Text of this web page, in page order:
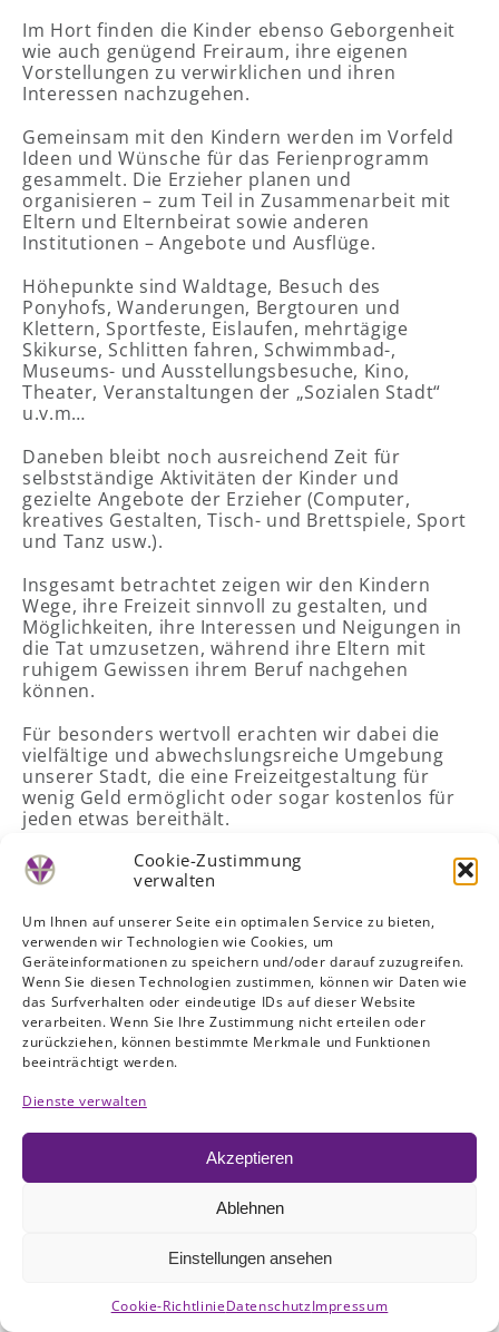
Cookie-Zustimmung
verwalten
Um Ihnen auf unserer Seite ein optimalen Service zu bieten,
verwenden wir Technologien wie Cookies, um
Geräteinformationen zu speichern und/oder darauf zuzugreifen.
Wenn Sie diesen Technologien zustimmen, können wir Daten wie
das Surfverhalten oder eindeutige IDs auf dieser Website
verarbeiten. Wenn Sie Ihre Zustimmung nicht erteilen oder
zurückziehen, können bestimmte Merkmale und Funktionen
beeinträchtigt werden.
Dienste verwalten
Akzeptieren
Ablehnen
Einstellungen ansehen
Cookie-RichtlinieDatenschutzImpressum
Im Hort finden die Kinder ebenso Geborgenheit
wie auch genügend Freiraum, ihre eigenen
Vorstellungen zu verwirklichen und ihren
Interessen nachzugehen.
Gemeinsam mit den Kindern werden im Vorfeld
Ideen und Wünsche für das Ferienprogramm
gesammelt. Die Erzieher planen und
organisieren – zum Teil in Zusammenarbeit mit
Eltern und Elternbeirat sowie anderen
Institutionen – Angebote und Ausflüge.
Höhepunkte sind Waldtage, Besuch des
Ponyhofs, Wanderungen, Bergtouren und
Klettern, Sportfeste, Eislaufen, mehrtägige
Skikurse, Schlitten fahren, Schwimmbad-,
Museums- und Ausstellungsbesuche, Kino,
Theater, Veranstaltungen der „Sozialen Stadt“
u.v.m…
Daneben bleibt noch ausreichend Zeit für
selbstständige Aktivitäten der Kinder und
gezielte Angebote der Erzieher (Computer,
kreatives Gestalten, Tisch- und Brettspiele, Sport
und Tanz usw.).
Insgesamt betrachtet zeigen wir den Kindern
Wege, ihre Freizeit sinnvoll zu gestalten, und
Möglichkeiten, ihre Interessen und Neigungen in
die Tat umzusetzen, während ihre Eltern mit
ruhigem Gewissen ihrem Beruf nachgehen
können.
Für besonders wertvoll erachten wir dabei die
vielfältige und abwechslungsreiche Umgebung
unserer Stadt, die eine Freizeitgestaltung für
wenig Geld ermöglicht oder sogar kostenlos für
jeden etwas bereithält.
Eine Herzensangelegenheit ist das kostenfreie
Nutzen unserer vielfältigen Umgebung. Die
tragen, damit alle Familien Zugang bekommen
können.